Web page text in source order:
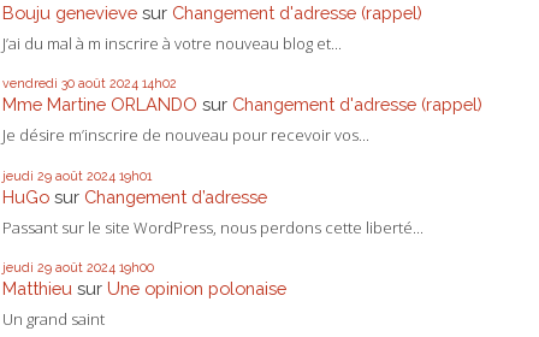
Bouju genevieve sur Changement d'adresse (rappel)
J’ai du mal à m inscrire à votre nouveau blog et...
vendredi 30 août 2024 14h02
Mme Martine ORLANDO sur Changement d'adresse (rappel)
Je désire m’inscrire de nouveau pour recevoir vos...
jeudi 29 août 2024 19h01
HuGo sur Changement d’adresse
Passant sur le site WordPress, nous perdons cette liberté...
jeudi 29 août 2024 19h00
Matthieu sur Une opinion polonaise
Un grand saint